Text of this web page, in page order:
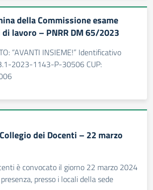
della Commissione esame
lavoro – PNRR DM 65/2023
“AVANTI INSIEME!” Identificativo
2023-1143-P-30506 CUP:
dei Docenti – 22 marzo
è convocato il giorno 22 marzo 2024
presso i locali della sede